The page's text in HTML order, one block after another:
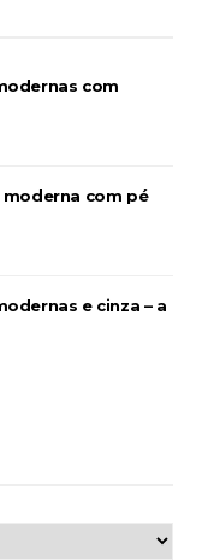
com
moderna com pé
e cinza – a